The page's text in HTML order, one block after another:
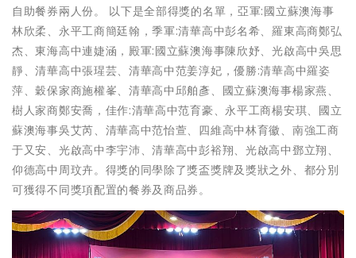
自助餐券兩人份。 以下是全部得獎的名單，亞軍:國立蘇澳海事
林欣柔、永平工商簡廷翰，季軍:清華高中彭名希、羅東高商鄭弘
杰、東海高中連婕涵，殿軍:國立蘇澳海事陳欣妤、光啟高中吳思
靜、清華高中張瑆芸、清華高中范姜淳妃，優勝:清華高中羅姿
萍、穀保家商施權峯、清華高中邱舶彥、國立蘇澳海事楊家燕、
樹人家商鄭安喬，佳作:清華高中范育豪、永平工商楊安琪、國立
蘇澳海事吳艾芮、清華高中范怡萱、四維高中林育徽、南強工商
于又安、光啟高中李宇沛、清華高中彭裕翔、光啟高中鄧立翔、
仰德高中周玟卉。得獎的同學除了獎盃獎牌及獎狀之外、都分別
可獲得不同獎項配置的餐券及商品券。